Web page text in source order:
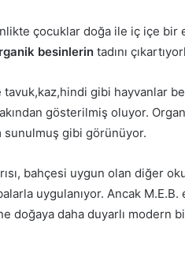
çocuklar doğa ile iç içe bir
besinlerin tadını
tavuk,kaz,hindi gibi hayvanlar
gösterilmiş oluyor.
gibi görünüyor.
bahçesi uygun olan diğer
uygulanıyor. Ancak M.E.B.
doğaya daha duyarlı modern